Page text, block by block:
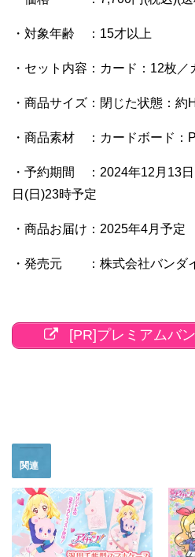
・対象年齢 ：15才以上
・セット内容：カード：12枚
・商品サイズ：閉じた状態：
・商品素材 ：カードボード：
・予約期間 ：2024年12月13
日(日)23時予定
・商品お届け：2025年4月予定
・発売元 ：株式会社バンダ
[PR]プレミアムバ
関連